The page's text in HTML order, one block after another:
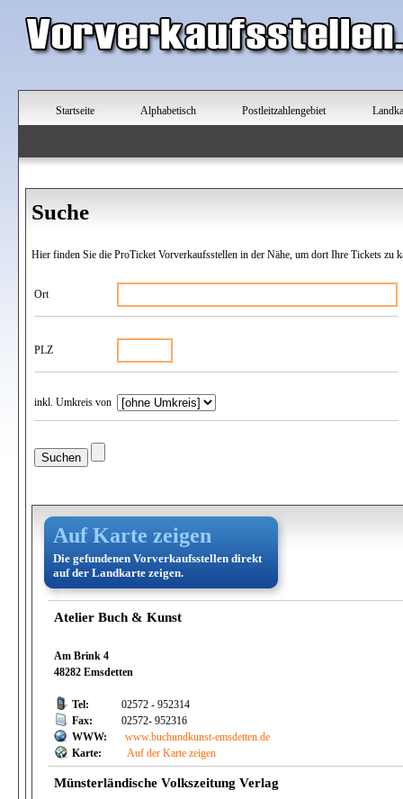
Startseite Alphabetisch Postleitzahlengebiet
Suche
Hier finden Sie die ProTicket Vorverkaufsstellen in der Nähe, um dort Ihre Tickets zu
Ort
PLZ
inkl. Umkreis von
Auf Karte zeigen
Die gefundenen Vorverkaufsstellen direkt
auf der Landkarte zeigen.
Atelier Buch & Kunst
Am Brink 4
48282 Emsdetten
Tel:
02572 - 952314
Fax:
02572- 952316
WWW:
www.buchundkunst-emsdetten.de
Karte:
Auf der Karte zeigen
Münsterländische Volkszeitung Verlag